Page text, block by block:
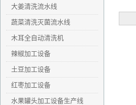
大姜清洗流水线
蔬菜清洗灭菌流水线
木耳全自动清洗机
辣椒加工设备
土豆加工设备
红枣加工设备
水果罐头加工设备生产线